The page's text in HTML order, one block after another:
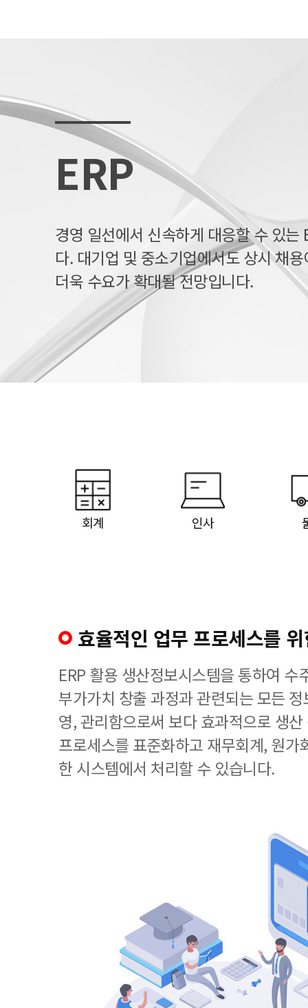
ERP
경영 일선에서 신속하게 대응할 수 있는
다. 대기업 및 중소기업에서도 상시 채
더욱 수요가 확대될 전망입니다.
회계 인사
효율적인 업무 프로세스를
ERP 활용 생산정보시스템을 통하여 수
부가가치 창출 과정과 관련되는 모든
영, 관리함으로써 보다 효과적으로 생
프로세스를 표준화하고 재무회계, 원가
한 시스템에서 처리할 수 있습니다.